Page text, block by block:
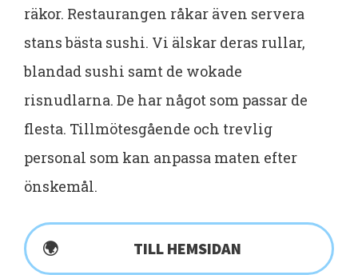
räkor. Restaurangen råkar även servera
stans bästa sushi. Vi älskar deras rullar,
blandad sushi samt de wokade
risnudlarna. De har något som passar de
flesta. Tillmötesgående och trevlig
personal som kan anpassa maten efter
önskemål.
TILL HEMSIDAN